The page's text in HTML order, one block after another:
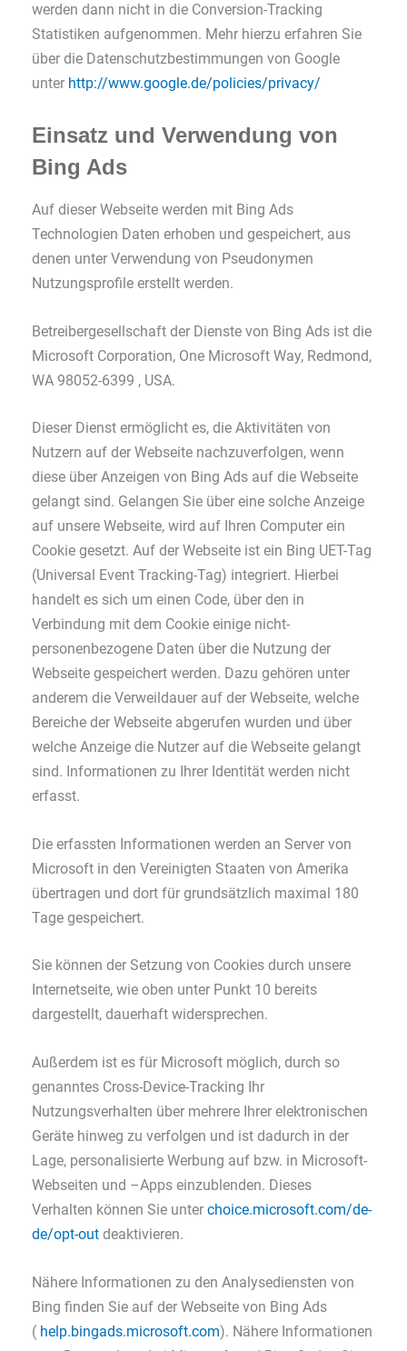
werden dann nicht in die Conversion-Tracking
Statistiken aufgenommen. Mehr hierzu erfahren Sie
über die Datenschutzbestimmungen von Google
unter http://www.google.de/policies/privacy/
Einsatz und Verwendung von
Bing Ads
Auf dieser Webseite werden mit Bing Ads
Technologien Daten erhoben und gespeichert, aus
denen unter Verwendung von Pseudonymen
Nutzungsprofile erstellt werden.
Betreibergesellschaft der Dienste von Bing Ads ist die
Microsoft Corporation, One Microsoft Way, Redmond,
WA 98052-6399 , USA.
Dieser Dienst ermöglicht es, die Aktivitäten von
Nutzern auf der Webseite nachzuverfolgen, wenn
diese über Anzeigen von Bing Ads auf die Webseite
gelangt sind. Gelangen Sie über eine solche Anzeige
auf unsere Webseite, wird auf Ihren Computer ein
Cookie gesetzt. Auf der Webseite ist ein Bing UET-Tag
(Universal Event Tracking-Tag) integriert. Hierbei
handelt es sich um einen Code, über den in
Verbindung mit dem Cookie einige nicht-
personenbezogene Daten über die Nutzung der
Webseite gespeichert werden. Dazu gehören unter
anderem die Verweildauer auf der Webseite, welche
Bereiche der Webseite abgerufen wurden und über
welche Anzeige die Nutzer auf die Webseite gelangt
sind. Informationen zu Ihrer Identität werden nicht
erfasst.
Die erfassten Informationen werden an Server von
Microsoft in den Vereinigten Staaten von Amerika
übertragen und dort für grundsätzlich maximal 180
Tage gespeichert.
Sie können der Setzung von Cookies durch unsere
Internetseite, wie oben unter Punkt 10 bereits
dargestellt, dauerhaft widersprechen.
Außerdem ist es für Microsoft möglich, durch so
genanntes Cross-Device-Tracking Ihr
Nutzungsverhalten über mehrere Ihrer elektronischen
Geräte hinweg zu verfolgen und ist dadurch in der
Lage, personalisierte Werbung auf bzw. in Microsoft-
Webseiten und –Apps einzublenden. Dieses
Verhalten können Sie unter choice.microsoft.com/de-
de/opt-out deaktivieren.
Nähere Informationen zu den Analysediensten von
Bing finden Sie auf der Webseite von Bing Ads
( help.bingads.microsoft.com). Nähere Informationen